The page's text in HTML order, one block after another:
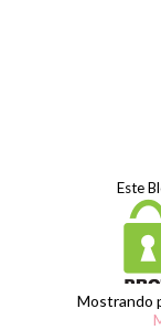
Este
Mostrando